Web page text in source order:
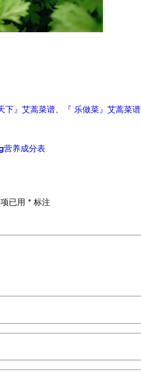
下』艾蒿菜谱、 『 乐做菜』艾蒿菜谱
营养成分表
已用 * 标注